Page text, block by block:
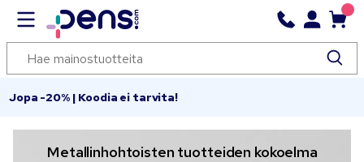
Jopa -20% | Koodia ei tarvita!
Metallinhohtoisten tuotteiden kokoelma